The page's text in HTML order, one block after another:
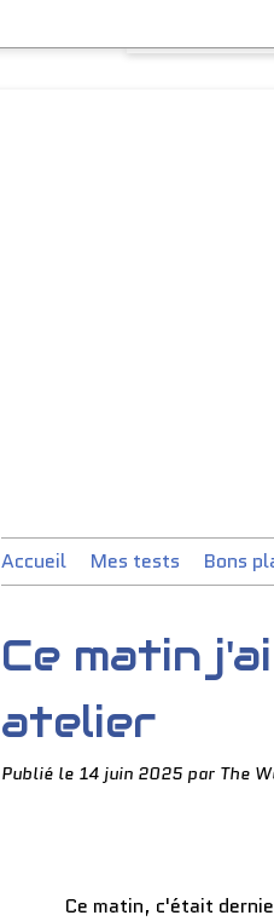
Accueil Mes tests Bons
Ce matin
atelier
Publié le 14 juin 2025 par The
Ce matin, c'était